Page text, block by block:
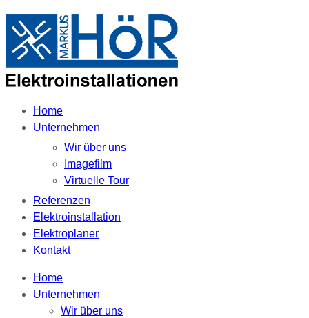
Home
Unternehmen
Wir über uns
Imagefilm
Virtuelle Tour
Referenzen
Elektroinstallation
Elektroplaner
Kontakt
Home
Unternehmen
Wir über uns